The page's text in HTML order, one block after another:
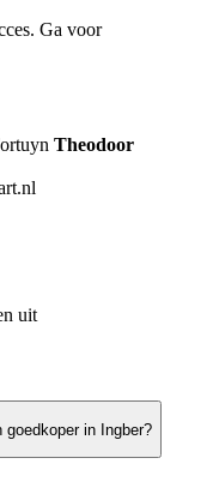
Ga voor
Theodoor
uit
in Ingber?